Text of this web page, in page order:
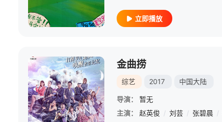
立即播放
金曲捞
综艺 2017 中国大陆
导演：
暂无
主演：
赵英俊 / 刘芸 / 张碧晨 /